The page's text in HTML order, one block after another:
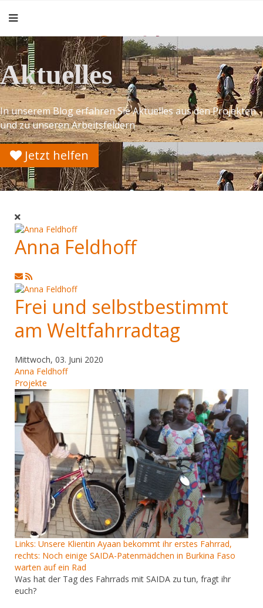
Aktuelles
In unserem Blog erfahren Sie Aktuelles aus den Projekten
und zu unseren Arbeitsfeldern
Jetzt helfen
Anna Feldhoff
Updates
abonnieren
Frei und selbstbestimmt
am Weltfahrradtag
Mittwoch, 03. Juni 2020
Anna Feldhoff
Projekte
Links: Unsere Klientin Ayaan bekommt ihr erstes Fahrrad,
rechts: Noch einige SAIDA-Patenmädchen in Burkina Faso
warten auf ein Rad
Was hat der Tag des Fahrrads mit SAIDA zu tun, fragt ihr
euch?